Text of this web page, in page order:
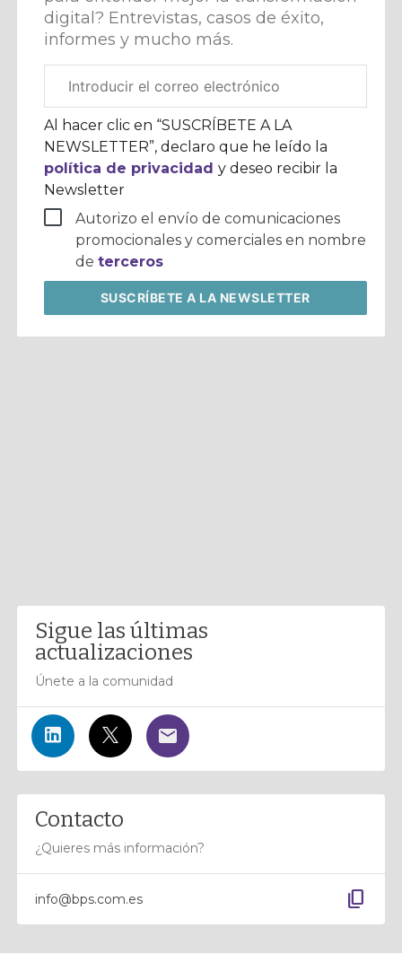
digital? Entrevistas, casos de éxito,
informes y mucho más.
electrónico
corporativo
Al hacer clic en “SUSCRÍBETE A LA
NEWSLETTER”, declaro que he leído la
política de privacidady deseo recibir la
Newsletter
Autorizo el envío de comunicaciones
promocionales y comerciales en nombre
deterceros
SUSCRÍBETEA LA NEWSLETTER
Sigue las últimas
actualizaciones
Únete a la comunidad
Contacto
¿Quieres más información?
info@bps.com.es content_copy